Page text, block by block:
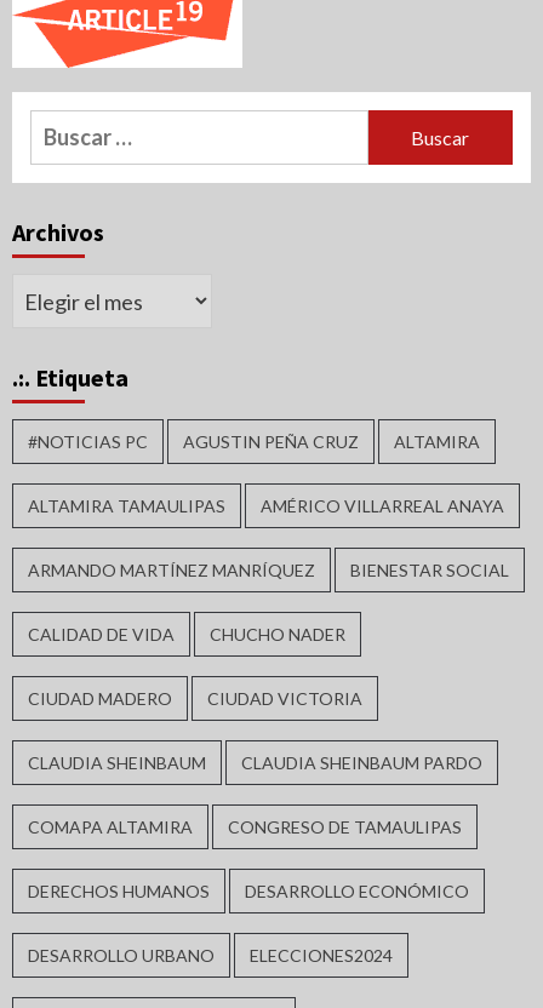
Buscar:
Archivos
Archivos
.:. Etiqueta
#NOTICIAS PC AGUSTIN PEÑA CRUZ ALTAMIRA
ALTAMIRA TAMAULIPAS AMÉRICO VILLARREAL ANAYA
ARMANDO MARTÍNEZ MANRÍQUEZ BIENESTAR SOCIAL
CALIDAD DE VIDA CHUCHO NADER
CIUDAD MADERO CIUDAD VICTORIA
CLAUDIA SHEINBAUM CLAUDIA SHEINBAUM PARDO
COMAPA ALTAMIRA CONGRESO DE TAMAULIPAS
DERECHOS HUMANOS DESARROLLO ECONÓMICO
DESARROLLO URBANO ELECCIONES2024